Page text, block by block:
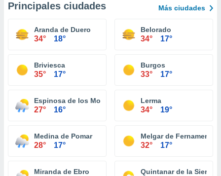
Principales ciudades Más ciudades
Aranda de Duero
34° 18°
Belorado
34° 17°
Briviesca
35° 17°
Burgos
33° 17°
Espinosa de los Monteros
27° 16°
Lerma
34° 19°
Medina de Pomar
28° 17°
Melgar de Fernamental
32° 17°
Miranda de Ebro Quintanar de la Sierra